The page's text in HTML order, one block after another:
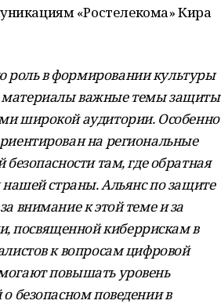
«Ростелекома» Кира
роль в формировании культуры
материалы важные темы защиты
широкой аудитории. Особенно
на региональные
там, где обратная
нашей страны. Альянс по защите
внимание к этой теме и за
посвященной киберрискам в
к вопросам цифровой
повышать уровень
безопасном поведении в